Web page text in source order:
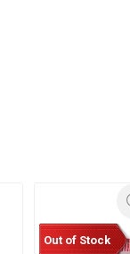
Out of Stock